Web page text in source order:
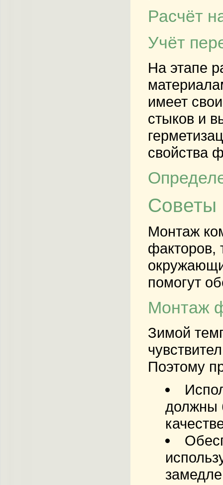
Расчёт
Учёт
На этапе
имеет
стыков и
свойства
Советы
Монтаж
факторов,
помогут
Монтаж
Зимой
Поэтому
должны